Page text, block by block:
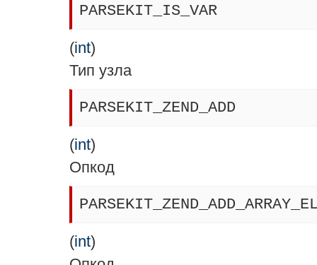
PARSEKIT_IS_VAR
(int)
Тип узла
PARSEKIT_ZEND_ADD
(int)
Опкод
(int)